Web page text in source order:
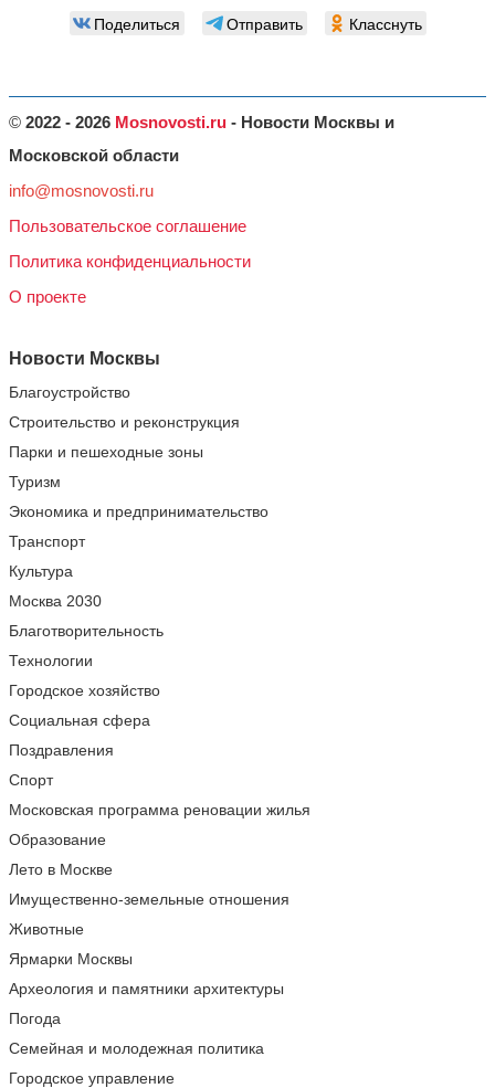
Поделиться Отправить Класснуть
© 2022 - 2026 Mosnovosti.ru - Новости Москвы и
Московской области
info@mosnovosti.ru
Пользовательское соглашение
Политика конфиденциальности
О проекте
Новости Москвы
Благоустройство
Строительство и реконструкция
Парки и пешеходные зоны
Туризм
Экономика и предпринимательство
Транспорт
Культура
Москва 2030
Благотворительность
Технологии
Городское хозяйство
Социальная сфера
Поздравления
Спорт
Московская программа реновации жилья
Образование
Лето в Москве
Имущественно-земельные отношения
Животные
Ярмарки Москвы
Археология и памятники архитектуры
Погода
Семейная и молодежная политика
Городское управление